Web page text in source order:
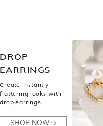
DROP
EARRINGS
Create instantly
flattering looks with
drop earrings.
SHOP NOW